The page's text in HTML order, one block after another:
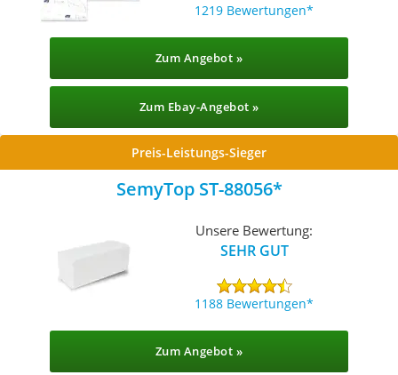
1219 Bewertungen
Zum Angebot »
Zum Ebay-Angebot »
Preis-Leistungs-Sieger
SemyTop ST-88056
Unsere Bewertung:
SEHR GUT
1188 Bewertungen
Zum Angebot »